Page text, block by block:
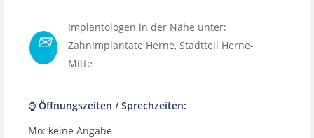
✉
Implantologen in der Nähe unter:
Zahnimplantate Herne, Stadtteil Herne-
Mitte
⌚ Öffnungszeiten / Sprechzeiten:
Mo: keine Angabe